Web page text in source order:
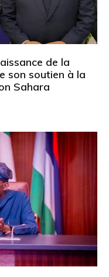
de la
son soutien à la
Sahara